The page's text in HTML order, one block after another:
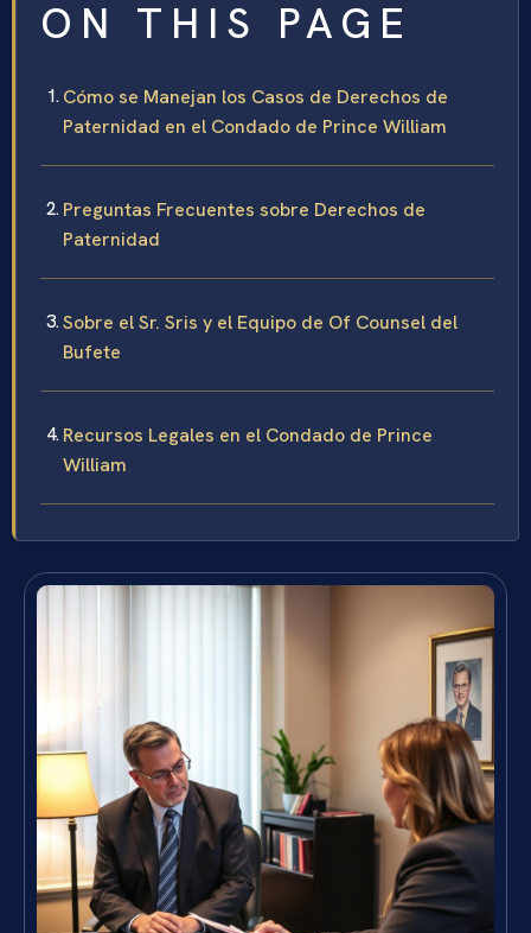
ON THIS PAGE
Cómo se Manejan los Casos de Derechos de
Paternidad en el Condado de Prince William
Preguntas Frecuentes sobre Derechos de
Paternidad
Sobre el Sr. Sris y el Equipo de Of Counsel del
Bufete
Recursos Legales en el Condado de Prince
William